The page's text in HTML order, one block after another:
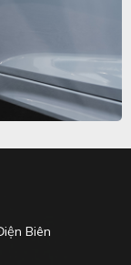
Biên